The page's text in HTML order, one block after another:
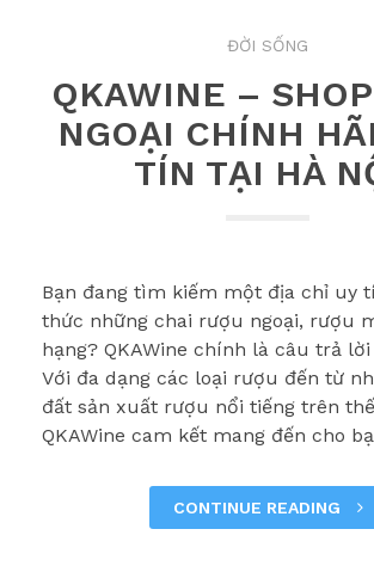
ĐỜI SỐNG
QKAWINE –
NGOẠI CHÍNH
TÍN TẠI HÀ
Bạn đang tìm kiếm một địa chỉ uy
thức những chai rượu ngoại, rượu
hạng? QKAWine chính là câu trả lời
Với đa dạng các loại rượu đến từ
đất sản xuất rượu nổi tiếng trên
QKAWine cam kết mang đến cho
CONTINUE READING